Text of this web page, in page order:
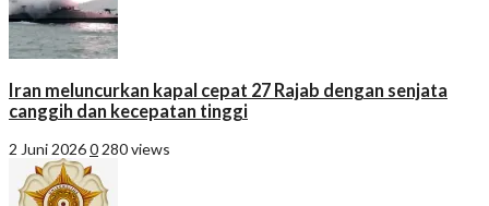
Iran meluncurkan kapal cepat 27 Rajab dengan senjata
canggih dan kecepatan tinggi
2 Juni 20260 280 views